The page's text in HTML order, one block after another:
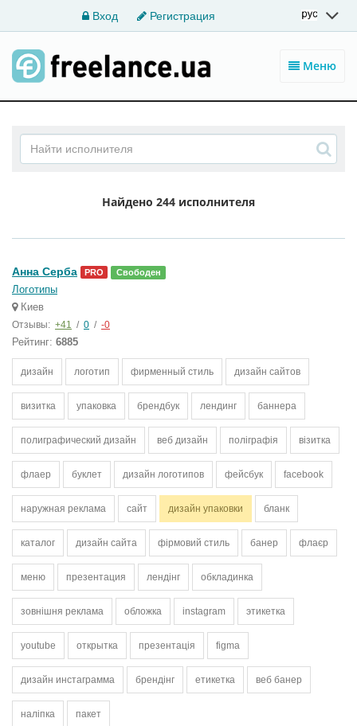
Вход Регистрация
Меню
Найдено 244 исполнителя
Анна Серба PRO Свободен
Логотипы
Киев
Отзывы: +41 / 0 / -0
Рейтинг: 6885
дизайн логотип фирменный стиль дизайн сайтов
визитка упаковка брендбук лендинг баннера
полиграфический дизайн веб дизайн поліграфія візитка
флаер буклет дизайн логотипов фейсбук facebook
наружная реклама сайт дизайн упаковки бланк
каталог дизайн сайта фірмовий стиль банер флаєр
меню презентация лендінг обкладинка
зовнішня реклама обложка instagram этикетка
youtube открытка презентація figma
дизайн инстаграмма брендінг етикетка веб банер
наліпка пакет